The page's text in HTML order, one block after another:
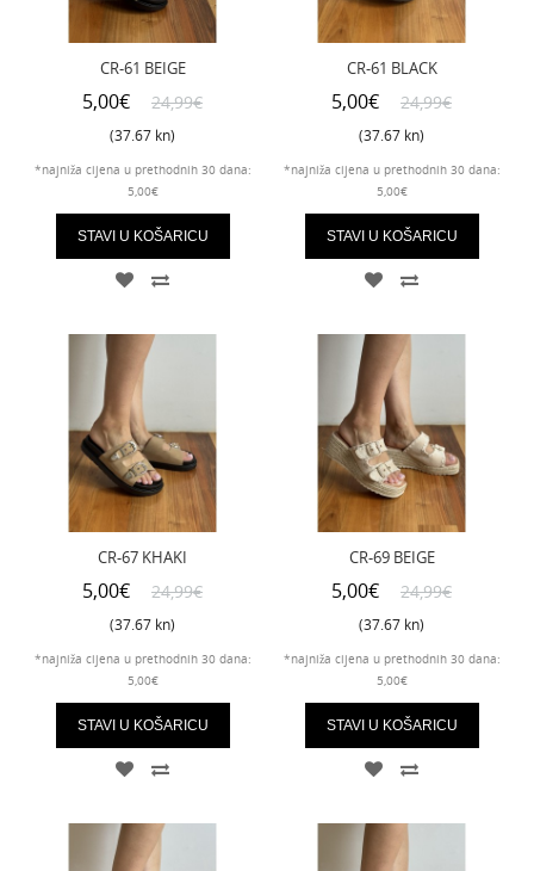
CR-61 BEIGE
5,00€ 24,99€
(37.67 kn)
*najniža cijena u prethodnih 30 dana:
5,00€
STAVI U KOŠARICU
CR-61 BLACK
5,00€ 24,99€
(37.67 kn)
*najniža cijena u prethodnih 30 dana:
5,00€
STAVI U KOŠARICU
CR-67 KHAKI
5,00€ 24,99€
(37.67 kn)
*najniža cijena u prethodnih 30 dana:
5,00€
STAVI U KOŠARICU
CR-69 BEIGE
5,00€ 24,99€
(37.67 kn)
*najniža cijena u prethodnih 30 dana:
5,00€
STAVI U KOŠARICU